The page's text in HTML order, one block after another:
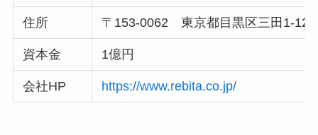
住所 〒153-0062 東京都目黒区三田1-
資本金 1億円
会社HP https://www.rebita.co.jp/